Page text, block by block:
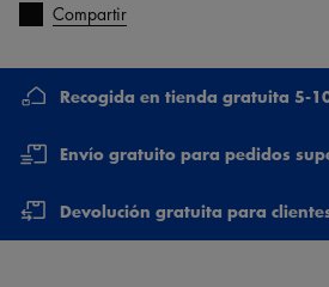
Compartir
Recogida en tienda gratuita 5-
Envío gratuito para pedidos
Devolución gratuita para clientes